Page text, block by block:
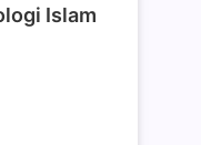
Islam